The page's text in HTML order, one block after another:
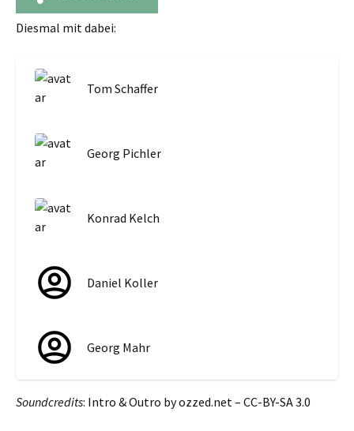
Diesmal mit dabei:
Tom Schaffer
Georg Pichler
Konrad Kelch
Daniel Koller
Georg Mahr
Soundcredits: Intro & Outro by ozzed.net – CC-BY-SA 3.0